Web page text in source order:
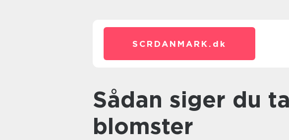
SCRDANMARK. dk
Sådan siger du tak med
blomster